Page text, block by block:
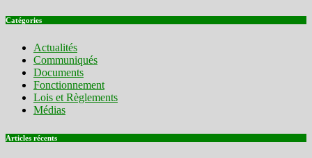
Catégories
Actualités
Communiqués
Documents
Fonctionnement
Lois et Règlements
Médias
Articles récents